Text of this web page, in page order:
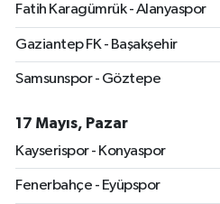
Fatih Karagümrük - Alanyaspor
Gaziantep FK - Başakşehir
Samsunspor - Göztepe
17 Mayıs, Pazar
Kayserispor - Konyaspor
Fenerbahçe - Eyüpspor